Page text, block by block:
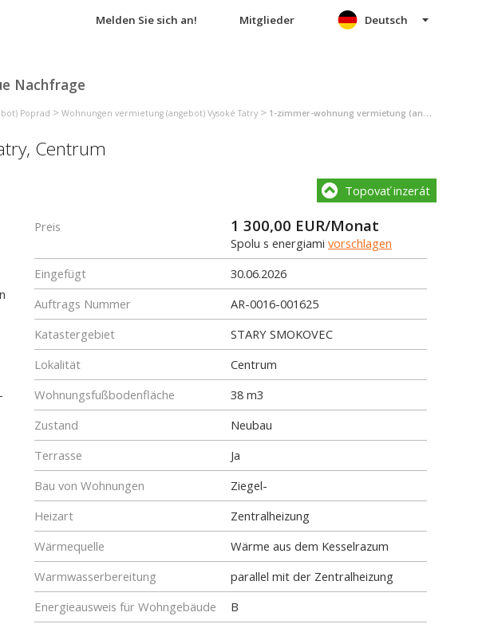
Melden Sie sich an! Mitglieder
Nachfrage
Deutsch
Poprad > Wohnungen vermietung (angebot) Vysoké Tatry > 1-zimmer-wohnung vermietung (angebot) Vysoké Tatry
, Centrum
Topovať inzerát
Preis 1 300,00 EUR/Monat
Spolu s energiami vorschlagen
Eingefügt
30.06.2026
Auftrags Nummer
AR-0016-001625
Katastergebiet
STARY SMOKOVEC
Lokalität
Centrum
Wohnungsfußbodenfläche
38 m3
Zustand
Neubau
Terrasse
Ja
Bau von Wohnungen
Ziegel-
Heizart
Zentralheizung
Wärmequelle
Wärme aus dem Kesselrazum
Warmwasserbereitung
parallel mit der Zentralheizung
Energieausweis für Wohngebäude
B